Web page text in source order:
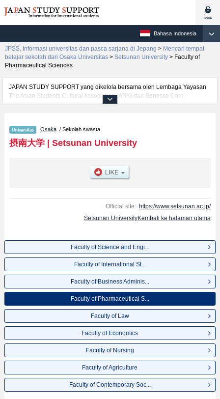
Bahasa Indonesia
JPSS, Informasi universitas dan pasca sarjana di Jepang > Mencari tempat
belajar sekolah dari Osaka Universitas > Setsunan University > Faculty of
Pharmaceutical Sciences
JAPAN STUDY SUPPORT yang dikelola bersama oleh Lembaga Yayasan
The Asian Students Cultural Association (ABK) dan Benesse Corp.
menyediakan informasi sekitar 1300 universitas, pascasarjana, universitas
per fakultas seperti Fakultas Faculty of Science and
EngineeringatauFakultas Faculty of International StudiesatauFakultas
Faculty of Business AdministrationatauFakultas Faculty of Pharmaceutical
EconomicsatauFakultas Faculty of NursingatauFakultas Faculty of
AgricultureatauFakultas Faculty of Contemporary Social Studies, serta
kampus, akses jalan, dan lainnya. Silakan memanfaatkannya.
Osaka / Sekolah swasta
摂南大学| Setsunan University
Official site: https://www.setsunan.ac.jp/
Setsunan UniversityKembali ke halaman utama
Faculty of Science and Engi...
Faculty of International St...
Faculty of Business Adminis...
Faculty of Pharmaceutical S...
Faculty of Law
Faculty of Economics
Faculty of Nursing
Faculty of Agriculture
Faculty of Contemporary Soc...